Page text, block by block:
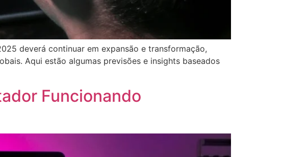
deverá continuar em expansão e transformação,
Aqui estão algumas previsões e insights baseados
Funcionando